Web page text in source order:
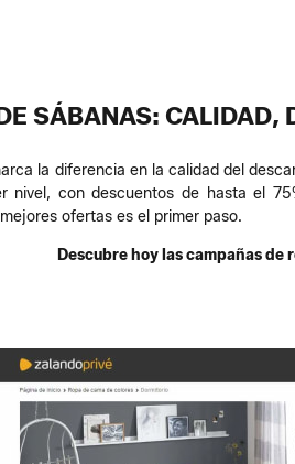
SÁBANAS: CALIDAD,
la diferencia en la calidad del
nivel, con descuentos de hasta el
ofertas es el primer paso.
Descubre hoy las campañas